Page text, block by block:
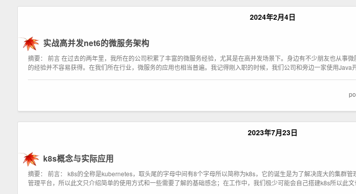
2024年2月4日
实战高并发net6的微服务架构
摘要： 前言 在过去的两年里，我所在的公司积累了丰富的微服务经验，尤其是在高并发场景下。身边有不少朋友也从事
的经验并不容易获得。在我们所在行业，微服务的应用也相当普遍。我记得刚入职的时候，我们公司和旁边一家使用Java
2023年7月23日
k8s概念与实际应用
摘要： 前言： k8s的全称是kubernetes，取头尾的字母中间有8个字母所以简称为k8s，它的诞生是为了解决庞大的集群
管理平台，所以此文只介绍简单的使用方式和一些需要了解的基础感念；在工作中，我们极少可能会自己搭建k8s所以此